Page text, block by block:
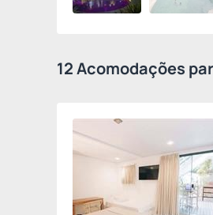
12 Acomodações